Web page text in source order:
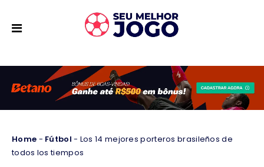
Home - Fútbol - Los 14 mejores porteros brasileños de
todos los tiempos